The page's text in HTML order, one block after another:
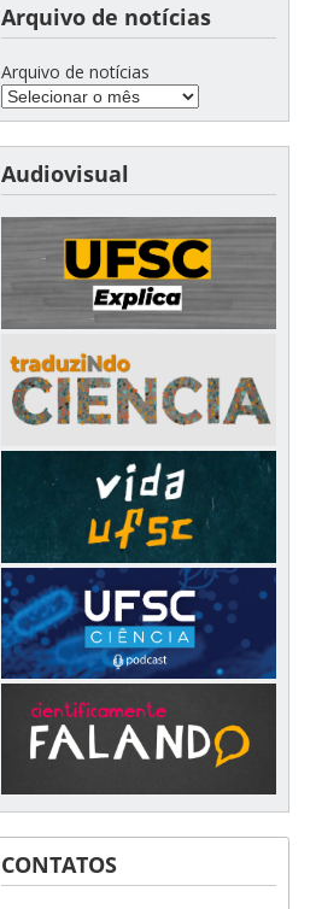
Arquivo de notícias
Arquivo de notícias
Audiovisual
CONTATOS